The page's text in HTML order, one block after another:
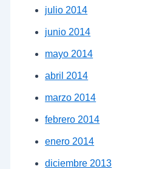
julio 2014
junio 2014
mayo 2014
abril 2014
marzo 2014
febrero 2014
enero 2014
diciembre 2013